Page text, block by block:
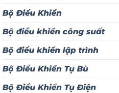
Bộ Điều Khiển
Bộ điều khiển công suất
Bộ điều khiển lập trình
Bộ Điều Khiển Tụ Bù
Bộ Điều Khiển Tụ Điện